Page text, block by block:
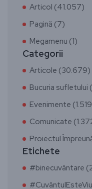
Articol (41.057)
Pagină (7)
Megamenu (1)
Categorii
Articole (30.679)
Bucuria sufletului
Evenimente
Comunicate
Proiectul
Etichete
#binecuvântare